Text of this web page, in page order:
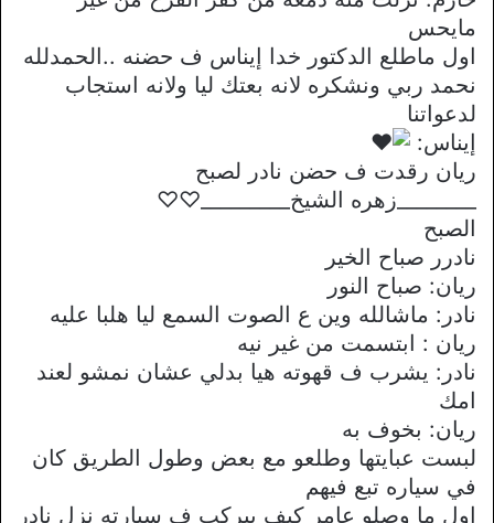
مايحس
اول ماطلع الدكتور خدا إيناس ف حضنه ..الحمدلله
نحمد ربي ونشكره لانه بعتك ليا ولانه استجاب
لدعواتنا
إيناس:
ريان رقدت ف حضن نادر لصبح
________زهره الشيخ_________♡♡
الصبح
نادرر صباح الخير
ريان: صباح النور
نادر: ماشالله وين ع الصوت السمع ليا هلبا عليه
ريان : ابتسمت من غير نيه
نادر: يشرب ف قهوته هيا بدلي عشان نمشو لعند
امك
ريان: بخوف به
لبست عبايتها وطلعو مع بعض وطول الطريق كان
في سياره تبع فيهم
اول ما وصلو عامر كيف بيركب ف سيارته نزل نادر